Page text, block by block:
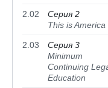
2.02
Серия 2
This is America
2.03
Серия 3
Minimum
Continuing
Education